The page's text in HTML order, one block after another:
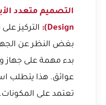
Design):
التركيز
بغض النظر عن
بدء مهمة على جهاز
عوائق. هذا يتطلب
تعتمد على المكونات.